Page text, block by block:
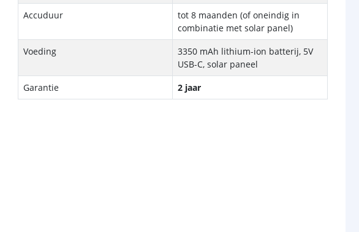
Accuduur
tot 8 maanden (of oneindig in
combinatie met solar panel)
Voeding
3350 mAh lithium-ion batterij, 5V
USB-C, solar paneel
Garantie
2 jaar